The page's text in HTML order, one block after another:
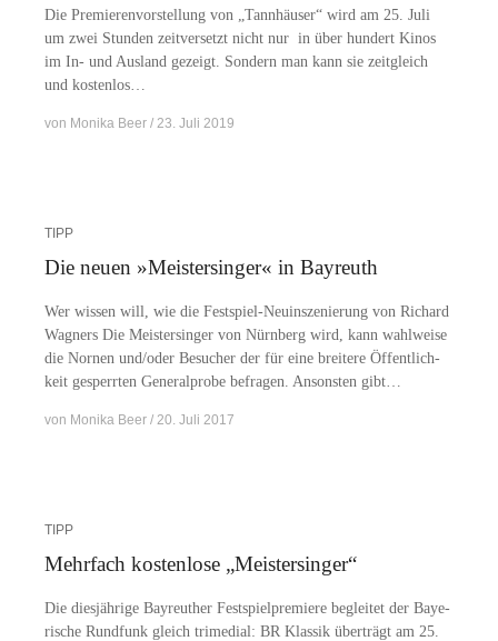
Die Pre­mie­ren­vor­stel­lung von „Tann­häu­ser“ wird am 25. Juli
um zwei Stun­den zeit­ver­setzt nicht nur in über hun­dert Ki­nos
im In- und Aus­land ge­zeigt. Son­dern man kann sie zeit­gleich
und kostenlos…
von Monika Beer 23. Juli 2019
TIPP
Die neuen »Meistersinger« in Bayreuth
Wer wis­sen will, wie die Fes­t­­spiel-Neu­in­s­ze­­nie­rung von Ri­chard
Wag­ners Die Meis­ter­sin­ger von Nürn­berg wird, kann wahl­wei­se
die Nor­nen und/​​oder Be­su­cher der für eine brei­te­re Öf­fent­lich­
keit ge­sperr­ten Ge­ne­ral­pro­be be­fra­gen. An­sons­ten gibt…
von Monika Beer 20. Juli 2017
TIPP
Mehrfach kostenlose „Meistersinger“
Die dies­jäh­ri­ge Bay­reu­ther Fest­spiel­pre­mie­re be­glei­tet der Baye­
ri­sche Rund­funk gleich tri­me­di­al: BR Klas­sik über­trägt am 25.